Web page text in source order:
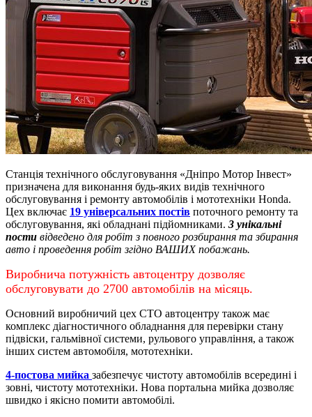
Станція технічного обслуговування «Дніпро Мотор Інвест»
призначена для виконання будь-яких видів технічного
обслуговування і ремонту автомобілів і мототехніки Honda.
Цех включає 19 універсальних постів поточного ремонту та
обслуговування, які обладнані підйомниками. 3 унікальні
пости відведено для робіт з повного розбирання та збирання
авто і проведення робіт згідно ВАШИХ побажань.
Виробнича потужність автоцентру дозволяє
обслуговувати до 2700 автомобілів на місяць.
Основний виробничий цех СТО автоцентру також має
комплекс діагностичного обладнання для перевірки стану
підвіски, гальмівної системи, рульового управління, а також
інших систем автомобіля, мототехніки.
4-постова мийка забезпечує чистоту автомобілів всередині і
зовні, чистоту мототехніки. Нова портальна мийка дозволяє
швидко і якісно помити автомобілі.